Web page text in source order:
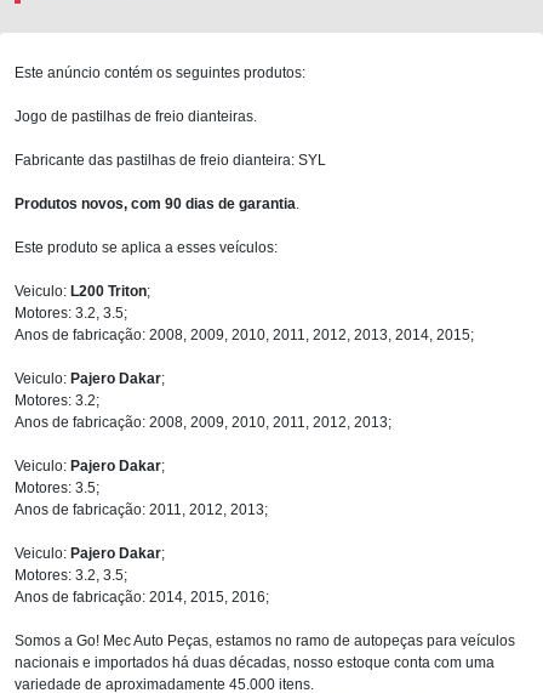
Este anúncio contém os seguintes produtos:
Jogo de pastilhas de freio dianteiras.
Fabricante das pastilhas de freio dianteira: SYL
Produtos novos, com 90 dias de garantia
Este produto se aplica a esses veículos:
Veiculo: L200 Triton;
Motores: 3.2, 3.5;
Anos de fabricação: 2008, 2009, 2010, 2011, 2012, 2013, 2014, 2015;
Veiculo: Pajero Dakar;
Motores: 3.2;
Anos de fabricação: 2008, 2009, 2010, 2011, 2012, 2013;
Veiculo: Pajero Dakar;
Motores: 3.5;
Anos de fabricação: 2011, 2012, 2013;
Veiculo: Pajero Dakar;
Motores: 3.2, 3.5;
Anos de fabricação: 2014, 2015, 2016;
Somos a Go! Mec Auto Peças, estamos no ramo de autopeças para veículos
nacionais e importados há duas décadas, nosso estoque conta com uma
variedade de aproximadamente 45.000 itens.